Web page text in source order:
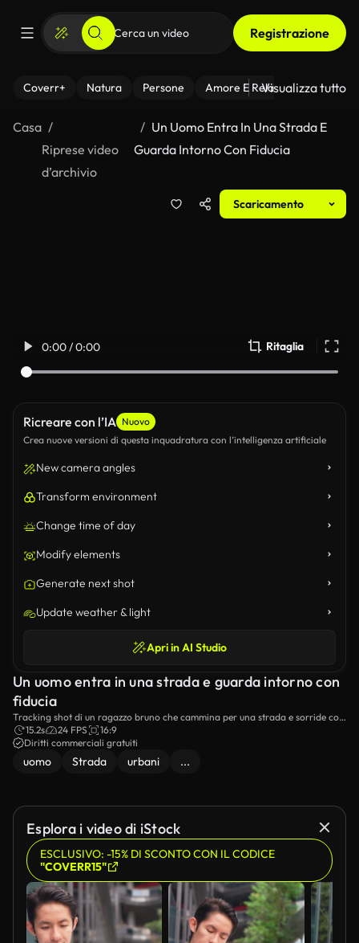
Registrazione
Coverr+ Natura Persone Amore E Relazioni Il
Visualizza tutto
Casa
Riprese video
d’archivio
Un Uomo Entra In Una Strada E
Guarda Intorno Con Fiducia
Scaricamento
0:00 / 0:00 Ritaglia
Ricreare con l’IA Nuovo
Crea nuove versioni di questa inquadratura con l’intelligenza artificiale
New camera angles
Transform environment
Change time of day
Modify elements
Generate next shot
Update weather & light
Apri in AI Studio
Un uomo entra in una strada e guarda intorno con
fiducia
Tracking shot di un ragazzo bruno che cammina per una strada e sorride con
la mano nella tasca.
15.2s 24 FPS
16:9
Diritti commerciali gratuiti
uomo Strada urbani ...
Esplora i video di iStock
ESCLUSIVO: -15% DI SCONTO CON IL CODICE
"COVERR15"